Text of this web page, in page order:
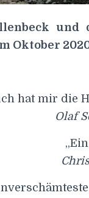
und
Oktober
hat mir die
Olaf